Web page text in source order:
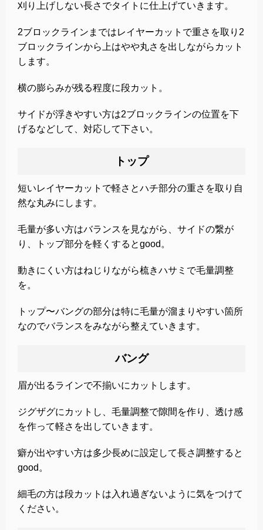
刈り上げしない長さでタイトに仕上げていきます。
2ブロックラインまではレイヤーカットで重さを取り2
ブロックラインから上はやや丸さを出しながらカット
します。
横の膨らみが残る程度に段カット。
サイドが浮きやすい方は2ブロックラインの位置を下
げるなどして、対応して下さい。
トップ
短いレイヤーカットで軽さとハチ部分の重さを取り自
然な丸みにします。
毛量が多い方はバランスを見ながら、サイドの繋が
り、トップ部分を軽くするとgood。
動きにくい方はねじりながら梳きハサミで毛量調整
を。
トップ〜バングの部分は特に毛量が溜まりやすい箇所
なのでバランスをみながら整えていきます。
バング
眉が出るラインで不揃いにカットします。
ジグザグにカットし、毛量調整で隙間を作り、透け感
を作って軽さを出していきます。
癖が出やすい方は多少長めに設定して長さ調整すると
good。
細毛の方は段カットは入れ過ぎないように気をつけて
ください。